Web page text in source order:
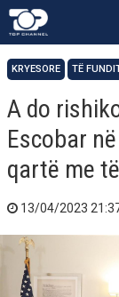
KRYESORE TË
A do
Escobar
qartë me
13/04/2023